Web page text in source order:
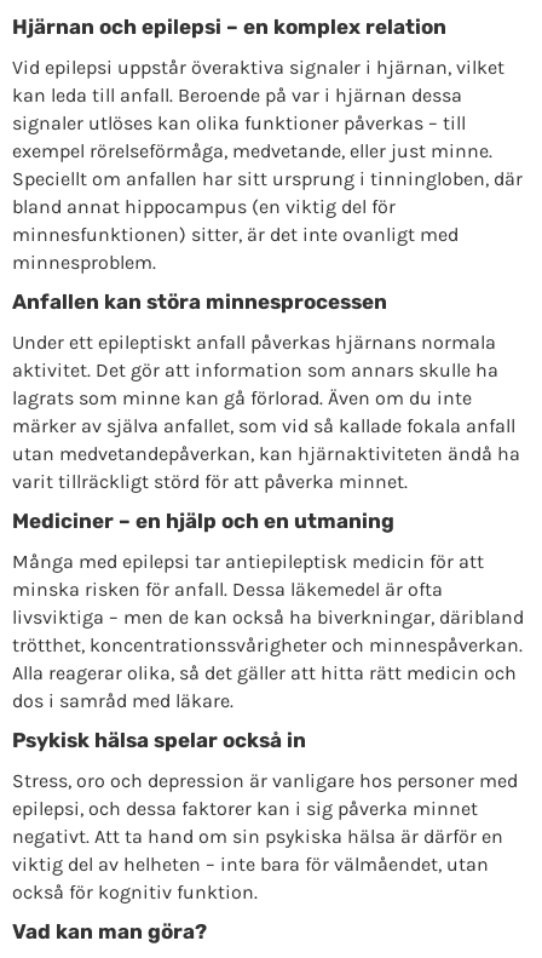
Hjärnan och epilepsi – en komplex relation
Vid epilepsi uppstår överaktiva signaler i hjärnan, vilket
kan leda till anfall. Beroende på var i hjärnan dessa
signaler utlöses kan olika funktioner påverkas – till
exempel rörelseförmåga, medvetande, eller just minne.
Speciellt om anfallen har sitt ursprung i tinningloben, där
bland annat hippocampus (en viktig del för
minnesfunktionen) sitter, är det inte ovanligt med
minnesproblem.
Anfallen kan störa minnesprocessen
Under ett epileptiskt anfall påverkas hjärnans normala
aktivitet. Det gör att information som annars skulle ha
lagrats som minne kan gå förlorad. Även om du inte
märker av själva anfallet, som vid så kallade fokala anfall
utan medvetandepåverkan, kan hjärnaktiviteten ändå ha
varit tillräckligt störd för att påverka minnet.
Mediciner – en hjälp och en utmaning
Många med epilepsi tar antiepileptisk medicin för att
minska risken för anfall. Dessa läkemedel är ofta
livsviktiga – men de kan också ha biverkningar, däribland
trötthet, koncentrationssvårigheter och minnespåverkan.
Alla reagerar olika, så det gäller att hitta rätt medicin och
dos i samråd med läkare.
Psykisk hälsa spelar också in
Stress, oro och depression är vanligare hos personer med
epilepsi, och dessa faktorer kan i sig påverka minnet
negativt. Att ta hand om sin psykiska hälsa är därför en
viktig del av helheten – inte bara för välmåendet, utan
också för kognitiv funktion.
Vad kan man göra?